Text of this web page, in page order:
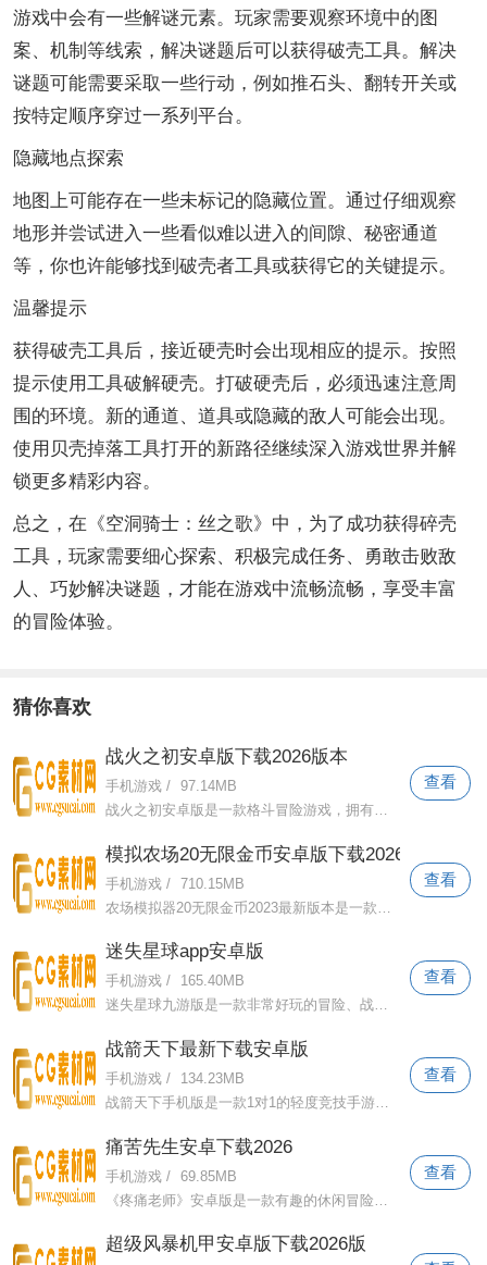
游戏中会有一些解谜元素。玩家需要观察环境中的图
案、机制等线索，解决谜题后可以获得破壳工具。解决
谜题可能需要采取一些行动，例如推石头、翻转开关或
按特定顺序穿过一系列平台。
隐藏地点探索
地图上可能存在一些未标记的隐藏位置。通过仔细观察
地形并尝试进入一些看似难以进入的间隙、秘密通道
等，你也许能够找到破壳者工具或获得它的关键提示。
温馨提示
获得破壳工具后，接近硬壳时会出现相应的提示。按照
提示使用工具破解硬壳。打破硬壳后，必须迅速注意周
围的环境。新的通道、道具或隐藏的敌人可能会出现。
使用贝壳掉落工具打开的新路径继续深入游戏世界并解
锁更多精彩内容。
总之，在《空洞骑士：丝之歌》中，为了成功获得碎壳
工具，玩家需要细心探索、积极完成任务、勇敢击败敌
人、巧妙解决谜题，才能在游戏中流畅流畅，享受丰富
的冒险体验。
猜你喜欢
战火之初安卓版下载2026版本
手机游戏 / 97.14MB
战火之初安卓版是一款格斗冒险游戏，拥有高清蓝光游戏画质，免费获取最丰富的资源，拥有完整的竞技PK系统。这次手术感觉前所未有。收集最新
查看
模拟农场20无限金币安卓版下载2026
手机游戏 / 710.15MB
查看
迷失星球app安卓版
手机游戏 /
165.40MB
迷失星球九游版是一款非常好玩的冒险、战斗、二次元游戏。在游戏中，玩家不仅可以享受千变万化的战局，还可以挑战高难度的副本关卡。失落的
查看
战箭天下最新下载安卓版
手机游戏 /
134.23MB
战箭天下手机版是一款1对1的轻度竞技手游。该游戏以骑马和射箭为基础。用户可以真实体验到手指滑动瞬间带来的快感和强烈的冲击力。游戏采用
查看
痛苦先生安卓下载2026
手机游戏 / 69.85MB
查看
超级风暴机甲安卓版下载2026版